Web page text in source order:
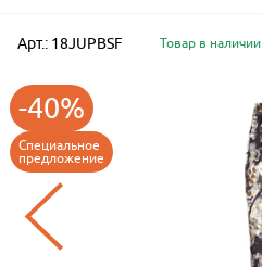
Арт.: 18JUPBSF Товар в наличии
-40%
Специальное
предложение